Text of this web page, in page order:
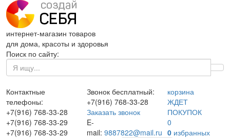
интернет-магазин товаров
для дома, красоты и здоровья
Поиск по сайту:
Контактные
телефоны:
+7(916) 768-33-28
+7(916) 768-33-29
+7(916) 768-33-29
Звонок бесплатный:
+7(916) 768-33-28
Заказать звонок
E-
mail: 9887822@mail.ru
корзина
ЖДЕТ
ПОКУПОК
0
0избранных